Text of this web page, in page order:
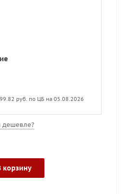
руб. по ЦБ на 05.08.2026
корзину